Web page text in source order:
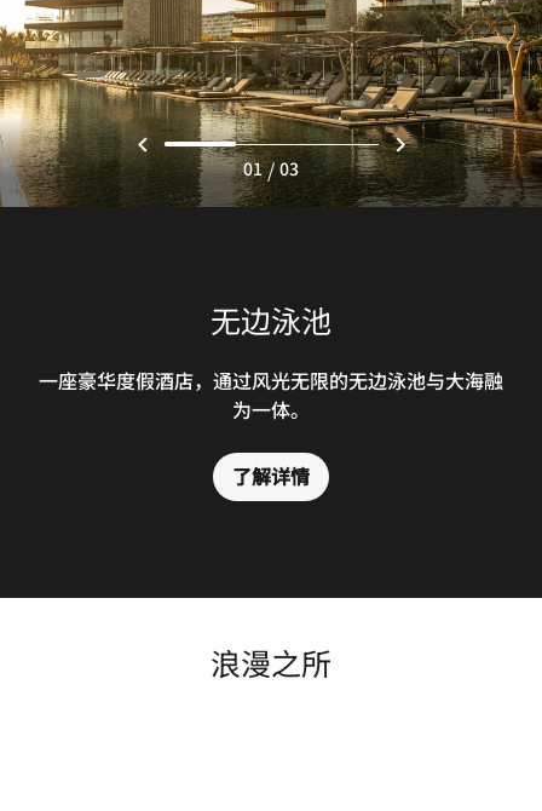
无边泳池
一座豪华度假酒店，通过风光无限的无边泳池与大海融
为一体。
了解详情
01 / 03
浪漫之所